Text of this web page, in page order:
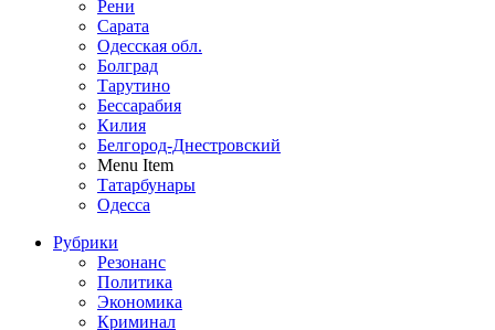
Рени
Сарата
Одесская обл.
Болград
Тарутино
Бессарабия
Килия
Белгород-Днестровский
Menu Item
Татарбунары
Одесса
Рубрики
Резонанс
Политика
Экономика
Криминал